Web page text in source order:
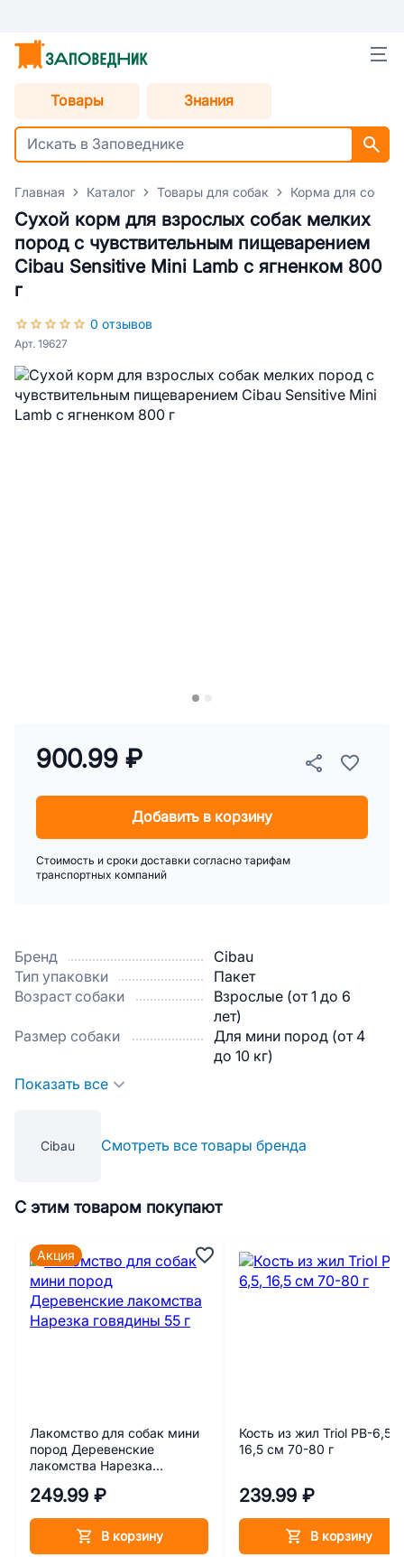
Товары Знания
Главная Каталог Товары для собак Корма для собак
Сухой корм для взрослых собак мелких
пород с чувствительным пищеварением
Cibau Sensitive Mini Lamb с ягненком 800
г
0 отзывов
Арт. 19627
Бренд
Cibau
Тип упаковки
Пакет
Возраст собаки
Взрослые (от 1 до 6
лет)
Размер собаки
Для мини пород (от 4
до 10 кг)
Показать все
Cibau Смотреть все товары бренда
900.99 ₽
Добавить в корзину
Стоимость и сроки доставки согласно тарифам
транспортных компаний
С этим товаром покупают
Лакомство для собак мини
пород Деревенские
лакомства Нарезка
249.99 ₽
В корзину
Акция
Кость из жил Triol PB-6,5,
16,5 см 70-80 г
239.99 ₽
В корзину